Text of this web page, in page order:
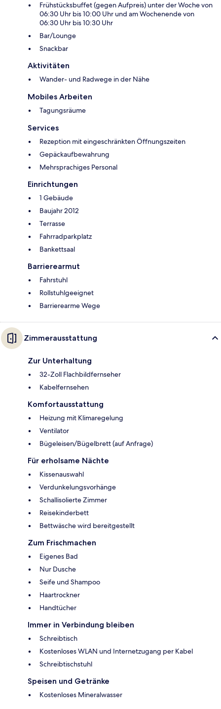
Frühstücksbuffet (gegen Aufpreis) unter der Woche von
06:30 Uhr bis 10:00 Uhr und am Wochenende von
06:30 Uhr bis 10:30 Uhr
Bar/Lounge
Snackbar
Aktivitäten
Wander- und Radwege in der Nähe
Mobiles Arbeiten
Tagungsräume
Services
Rezeption mit eingeschränkten Öffnungszeiten
Gepäckaufbewahrung
Mehrsprachiges Personal
Einrichtungen
1 Gebäude
Baujahr 2012
Terrasse
Fahrradparkplatz
Bankettsaal
Barrierearmut
Fahrstuhl
Rollstuhlgeeignet
Barrierearme Wege
Zimmerausstattung
Zur Unterhaltung
32-Zoll Flachbildfernseher
Kabelfernsehen
Komfortausstattung
Heizung mit Klimaregelung
Ventilator
Bügeleisen/Bügelbrett (auf Anfrage)
Für erholsame Nächte
Kissenauswahl
Verdunkelungsvorhänge
Schallisolierte Zimmer
Reisekinderbett
Bettwäsche wird bereitgestellt
Zum Frischmachen
Eigenes Bad
Nur Dusche
Seife und Shampoo
Haartrockner
Handtücher
Immer in Verbindung bleiben
Schreibtisch
Kostenloses WLAN und Internetzugang per Kabel
Schreibtischstuhl
Speisen und Getränke
Kostenloses Mineralwasser